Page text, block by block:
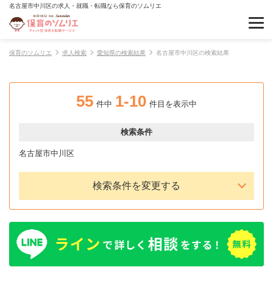
名古屋市中川区の求人・就職・転職なら保育のソムリエ
保育のソムリエ 求人検索 愛知県の検索結果 名古屋市中川区の検索結果
55 件中 1-10 件目を表示中
検索条件
名古屋市中川区
検索条件を変更する